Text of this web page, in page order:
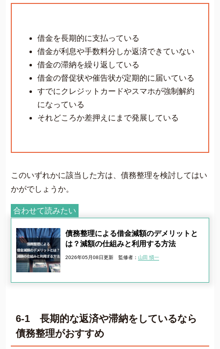
借金を長期的に支払っている
借金が利息や手数料分しか返済できていない
借金の滞納を繰り返している
借金の督促状や催告状が定期的に届いている
すでにクレジットカードやスマホが強制解約
になっている
それどころか差押えにまで発展している
このいずれかに該当した方は、債務整理を検討してはい
かがでしょうか。
合わせて読みたい
債務整理による借金減額のデメリットと
は？減額の仕組みと利用する方法
2026年05月08日更新 監修者： 山田 愼一
6-1 長期的な返済や滞納をしているなら
債務整理がおすすめ